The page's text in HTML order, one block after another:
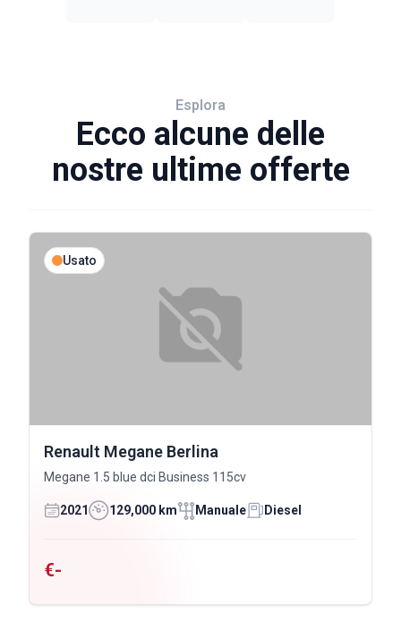
Esplora
Ecco alcune delle
nostre ultime offerte
Usato
Renault Megane Berlina
Megane 1.5 blue dci Business 115cv
2021 129,000 km Manuale Diesel
€-